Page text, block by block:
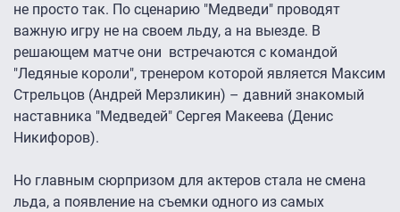
не просто так. По сценарию "Медведи" проводят
важную игру не на своем льду, а на выезде. В
решающем матче они встречаются с командой
"Ледяные короли", тренером которой является Максим
Стрельцов (Андрей Мерзликин) – давний знакомый
наставника "Медведей" Сергея Макеева (Денис
Никифоров).
Но главным сюрпризом для актеров стала не смена
льда, а появление на съемки одного из самых